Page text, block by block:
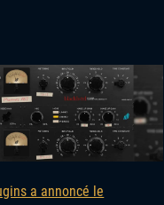
a annoncé le